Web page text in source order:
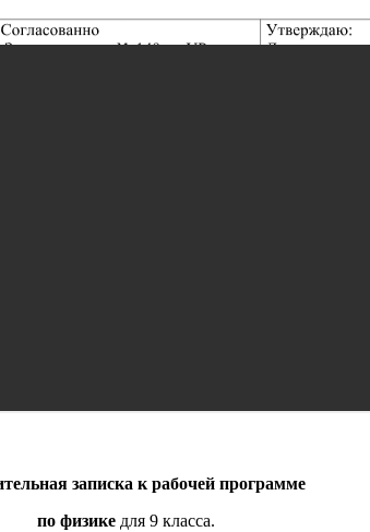
записка к рабочей программе
по физике для 9 класса.